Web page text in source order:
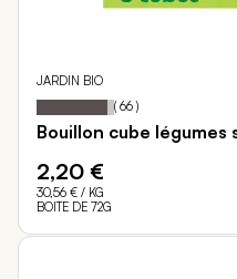
JARDIN BIO
Notation: 92
% of
( 66 )
Bouillon cube légumes
2,20 €
30,56 € / KG
BOITE DE 72G